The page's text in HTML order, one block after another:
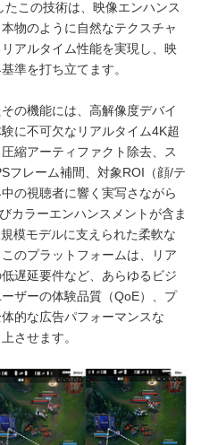
この技術は、映像エンハンス
物のように自然なテクスチャ
アルタイム性能を実現し、映
準を打ち立てます。
の機能には、高解像度デバイ
に不可欠なリアルタイム4K超
縮アーティファクト除去、ス
フレーム補間、対象ROI（顔/テ
の視聴者に響く実写さながら
カラーエンハンスメントが含ま
模モデルに支えられた柔軟な
のプラットフォームは、リア
遅延要件など、あらゆるビジ
ザーの体験品質（QoE）、プ
的な広告パフォーマンスな
させます。